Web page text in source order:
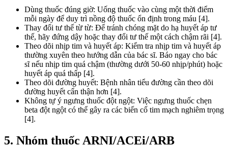
Dùng thuốc đúng giờ: Uống thuốc vào cùng một thời điểm
mỗi ngày để duy trì nồng độ thuốc ổn định trong máu [4].
Thay đổi tư thế từ từ: Để tránh chóng mặt do hạ huyết áp tư
thế, hãy đứng dậy hoặc thay đổi tư thế một cách chậm rãi [4].
Theo dõi nhịp tim và huyết áp: Kiểm tra nhịp tim và huyết áp
thường xuyên theo hướng dẫn của bác sĩ. Báo ngay cho bác
sĩ nếu nhịp tim quá chậm (thường dưới 50-60 nhịp/phút) hoặc
huyết áp quá thấp [4].
Theo dõi đường huyết: Bệnh nhân tiểu đường cần theo dõi
đường huyết cẩn thận hơn [4].
Không tự ý ngưng thuốc đột ngột: Việc ngưng thuốc chẹn
beta đột ngột có thể gây ra các biến cố tim mạch nghiêm trọng
[4].
5. Nhóm thuốc ARNI/ACEi/ARB